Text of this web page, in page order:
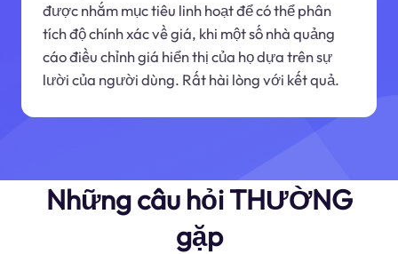
được nhắm mục tiêu linh hoạt để có thể phân
tích độ chính xác về giá, khi một số nhà quảng
cáo điều chỉnh giá hiển thị của họ dựa trên sự
lười của người dùng. Rất hài lòng với kết quả.
Những câu hỏi THƯỜNG
gặp